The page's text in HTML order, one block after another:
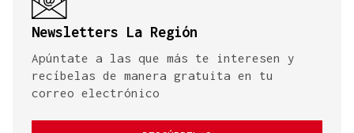
Newsletters La Región
Apúntate a las que más te interesen y
recíbelas de manera gratuita en tu
correo electrónico